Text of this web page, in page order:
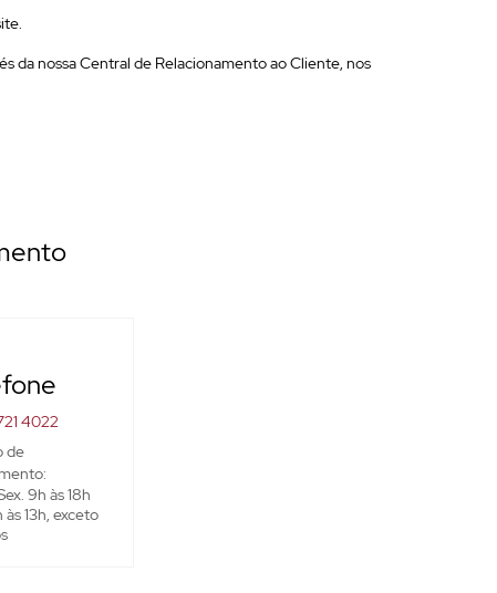
da nossa Central de Relacionamento ao Cliente, nos
4022
de
9h às 18h
às 13h, exceto